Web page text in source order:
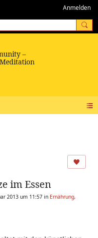
Anmelden
im Essen
2013 um 11:57 in Ernährung,